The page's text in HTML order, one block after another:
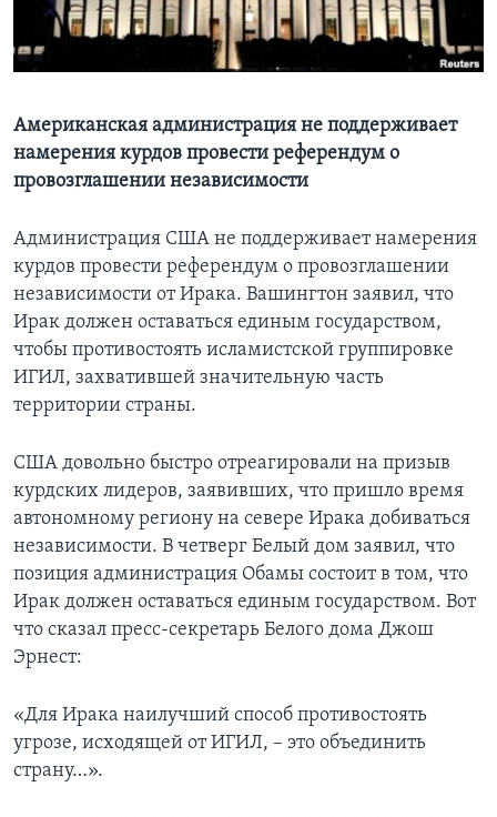
Learning English
Американская администрация не поддерживает
намерения курдов провести референдум о
провозглашении независимости
Администрация США не поддерживает намерения
курдов провести референдум о провозглашении
независимости от Ирака. Вашингтон заявил, что
Ирак должен оставаться единым государством,
чтобы противостоять исламистской группировке
ИГИЛ, захватившей значительную часть
территории страны.
США довольно быстро отреагировали на призыв
курдских лидеров, заявивших, что пришло время
автономному региону на севере Ирака добиваться
независимости. В четверг Белый дом заявил, что
позиция администрация Обамы состоит в том, что
Ирак должен оставаться единым государством. Вот
что сказал пресс-секретарь Белого дома Джош
Эрнест:
«Для Ирака наилучший способ противостоять
угрозе, исходящей от ИГИЛ, – это объединить
страну…».